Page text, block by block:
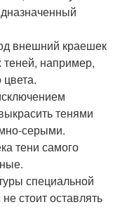
внешний краешек
теней, например,
тенями
серыми.
тени самого
специальной
стоит оставлять